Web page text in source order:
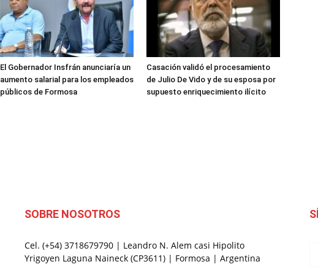
El Gobernador Insfrán anunciaría un
aumento salarial para los empleados
públicos de Formosa
Casación validó el procesamiento
de Julio De Vido y de su esposa por
supuesto enriquecimiento ilícito
SOBRE NOSOTROS
Cel. (+54) 3718679790 | Leandro N. Alem casi Hipolito
Yrigoyen Laguna Naineck (CP3611) | Formosa | Argentina